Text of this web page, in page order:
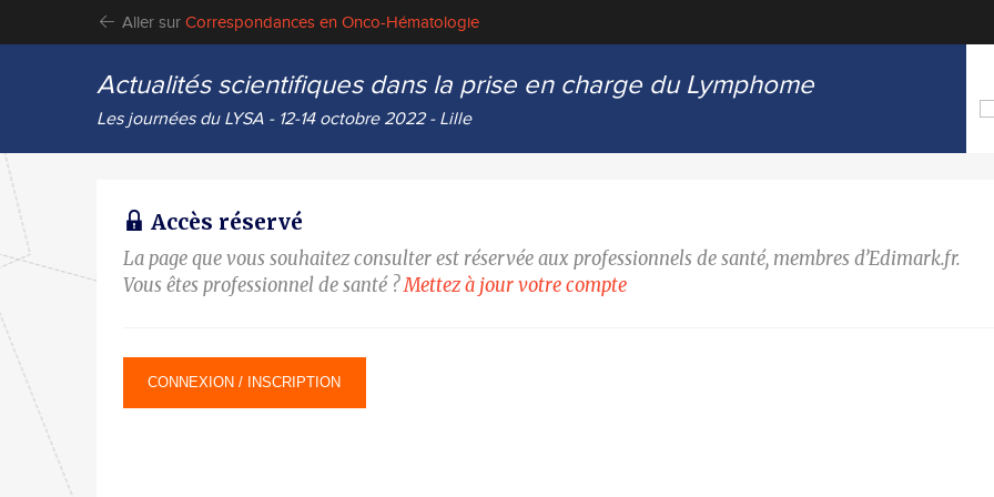
Aller sur Correspondances en Onco-Hématologie
Actualités scientifiques dans la prise en charge du Lymphome
Les journées du LYSA - 12-14 octobre 2022 - Lille
Accès réservé
La page que vous souhaitez consulter est réservée aux professionnels de santé, membres d’Edimark.fr.
Vous êtes professionnel de santé ?Mettez à jour votre compte
CONNEXION / INSCRIPTION